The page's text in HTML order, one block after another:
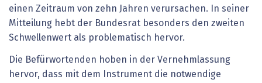
einen Zeitraum von zehn Jahren verursachen. In seiner
Mitteilung hebt der Bundesrat besonders den zweiten
Schwellenwert als problematisch hervor.
Die Befürwortenden hoben in der Vernehmlassung
hervor, dass mit dem Instrument die notwendige